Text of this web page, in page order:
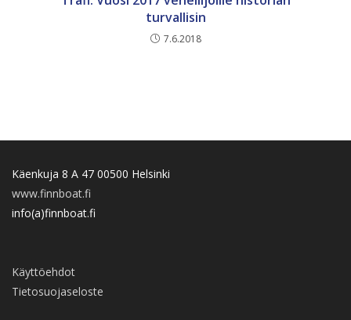
turvallisin
7.6.2018
Käenkuja 8 A 47 00500 Helsinki
www.finnboat.fi
info(a)finnboat.fi
Käyttöehdot
Tietosuojaseloste